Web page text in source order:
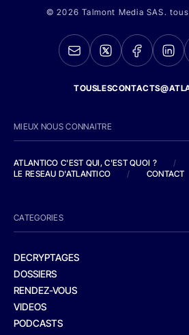
© 2026 Talmont Media SAS.
MIEUX NOUS CONNAITRE
ATLANTICO C'EST QUI, C'EST QUOI ?
/
LE RESEAU D'ATLANTICO
/ CONTACT
CATEGORIES
DECRYPTAGES
DOSSIERS
RENDEZ-VOUS
VIDEOS
PODCASTS